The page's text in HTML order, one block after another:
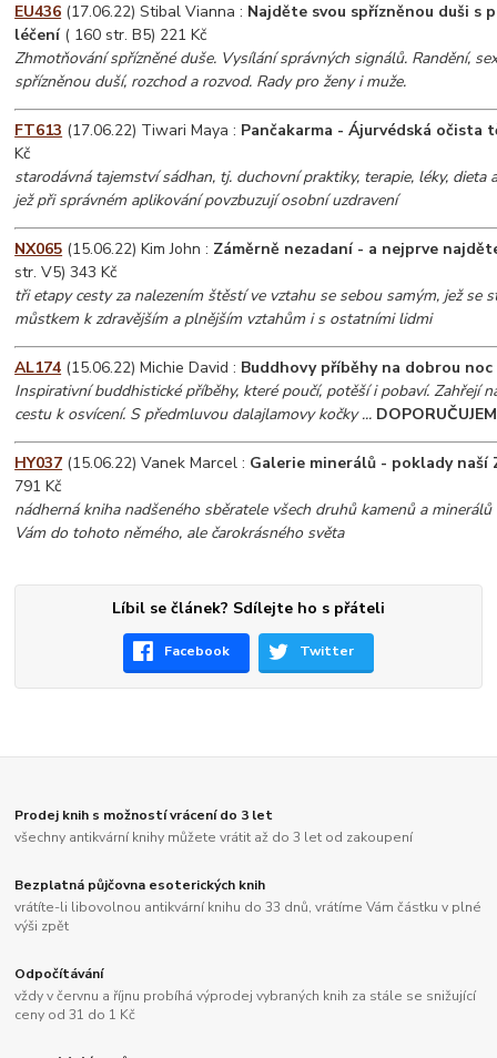
EU436 (17.06.22) Stibal Vianna : Najděte svou spřízněnou duši s
léčení( 160 str. B5) 221 Kč
Zhmotňování spřízněné duše. Vysílání správných signálů. Randění,
spřízněnou duší, rozchod a rozvod. Rady pro ženy i muže.
FT613 (17.06.22) Tiwari Maya : Pančakarma - Ájurvédská očista
Kč
starodávná tajemství sádhan, tj. duchovní praktiky, terapie, léky, dieta
jež při správném aplikování povzbuzují osobní uzdravení
NX065 (15.06.22) Kim John : Záměrně nezadaní - a nejprve
str. V5) 343 Kč
tři etapy cesty za nalezením štěstí ve vztahu se sebou samým, jež se
můstkem k zdravějším a plnějším vztahům i s ostatními lidmi
AL174 (15.06.22) Michie David : Buddhovy příběhy na dobrou noc
Inspirativní buddhistické příběhy, které poučí, potěší i pobaví. Zahřejí
cestu k osvícení. S předmluvou dalajlamovy kočky ...
HY037 (15.06.22) Vanek Marcel : Galerie minerálů - poklady naší
791 Kč
nádherná kniha nadšeného sběratele všech druhů kamenů a
Vám do tohoto němého, ale čarokrásného světa
Líbil se článek? Sdílejte ho s přáteli
Facebook Twitter
Prodej knih s možností vrácení do 3 let
všechny antikvární knihy můžete vrátit až do 3 let od zakoupení
Bezplatná půjčovna esoterických knih
vrátíte-li libovolnou antikvární knihu do 33 dnů, vrátíme Vám částku v plné
výši zpět
Odpočítávání
vždy v červnu a říjnu probíhá výprodej vybraných knih za stále se snižující
ceny od 31 do 1 Kč